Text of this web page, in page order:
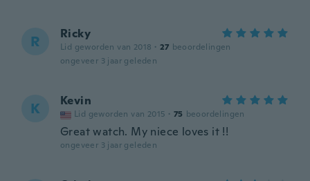
R Ricky
Lid geworden van 2018 · 27 beoordelingen
ongeveer 3 jaar geleden
K Kevin
Lid geworden van 2015 · 75 beoordelingen
Great watch. My niece loves it !!
ongeveer 3 jaar geleden